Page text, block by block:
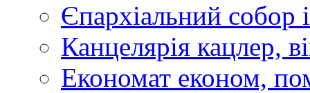
Єпархіальний собор
Канцелярія кацлер,
Економат економ,